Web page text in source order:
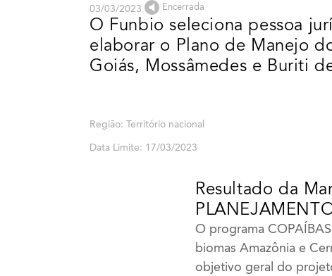
03/03/2023 Encerrada
O Funbio seleciona pessoa
elaborar o Plano de Manejo
Goiás, Mossâmedes e Buriti
Região: Território nacional
Data Limite: 17/03/2023
Resultado da
O programa
biomas Amazônia e
objetivo geral do